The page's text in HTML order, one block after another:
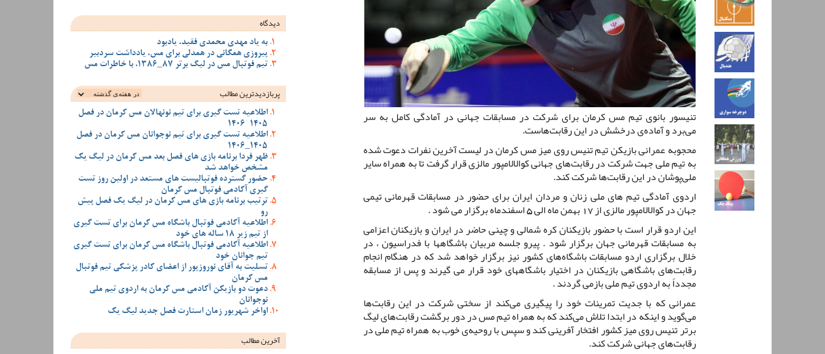
تنیسور بانوی تیم مس کرمان برای شرکت در مسابقات جهانی در آمادگی کامل به سر
می‌برد و آماده‌ی درخشش در این رقابت‌هاست.
محجوبه عمرانی بازیکن تیم تنیس روی میز مس کرمان در لیست آخرین نفرات دعوت شده
به تیم ملی جهت شرکت در رقابت‌های جهانی کوالالامپور مالزی قرار گرفت تا به همراه سایر
ملی‌پوشان در این رقابت‌ها شرکت کند.
اردوی آمادگی تیم های ملی زنان و مردان ایران برای حضور در مسابقات قهرمانی تیمی
جهان در کوالالامپور مالزی از 17 بهمن ماه الی 5 اسفندماه برگزار می شود .
این اردو قرار است با حضور بازیکنان کره شمالی و چینی حاضر در ایران و بازیکنان اعزامی
به مسابقات قهرمانی جهان برگزار شود . پیرو جلسه مربیان باشگاهها با فدراسیون ، در
خلال برگزاری اردو مسابقات باشگاه‌های کشور نیز برگزار خواهد شد که در هنگام انجام
رقابت‌های باشگاهی بازیکنان در اختیار باشگاههای خود قرار می گیرند و پس از مسابقه
مجدداً به اردوی تیم ملی بازمی گردند .
عمرانی که با جدیت تمرینات خود را پیگیری می‌کند از سختی شرکت در این رقابت‌ها
می‌گوید و اینکه در ابتدا تلاش می‌کند که به همراه تیم مس در دور برگشت رقابت‌های لیگ
برتر تنیس روی میز کشور افتخار آفرینی کند و سپس با روحیه‌ی خوب به همراه تیم ملی در
رقابت‌های جهانی شرکت کند.
دیدگاه
به یاد مهدی محمدی فقید، یادبود
پیروزی همگانی در همدلی برای مس، یادداشت سردبیر
تیم فوتبال مس در لیگ برتر 87_1386، با خاطرات مس
پربازدیدترین‌ مطالب
اطلاعیه تست گیری برای تیم نونهالان مس کرمان در فصل
1405-1406
اطلاعیه تست گیری برای تیم نوجوانان مس کرمان در فصل
1405_1406
ظهر فردا برنامه بازی های فصل بعد مس کرمان در لیگ یک
مشخص خواهد شد
حضور گسترده فوتبالیست های مستعد در اولین روز تست
گیری آکادمی فوتبال مس کرمان
ترتیب برنامه بازی های مس کرمان در لیگ یک فصل پیش
رو
اطلاعیه آکادمی فوتبال باشگاه مس کرمان برای تست گیری
از تیم زیر 18 ساله های خود
اطلاعیه آکادمی فوتبال باشگاه مس کرمان برای تست گیری
تیم جوانان خود
تسلیت به آقای نوروزپور از اعضای کادر پزشکی تیم فوتبال
مس کرمان
دعوت دو بازیکن آکادمی مس کرمان به اردوی تیم ملی
نوجوانان
اواخر شهریور زمان استارت فصل جدید لیگ یک
آخرین مطالب